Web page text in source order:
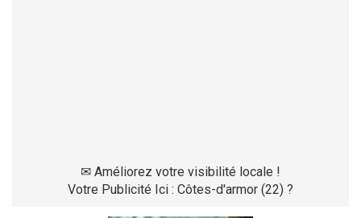
✉ Améliorez votre visibilité locale !
Votre Publicité Ici : Côtes-d'armor (22) ?